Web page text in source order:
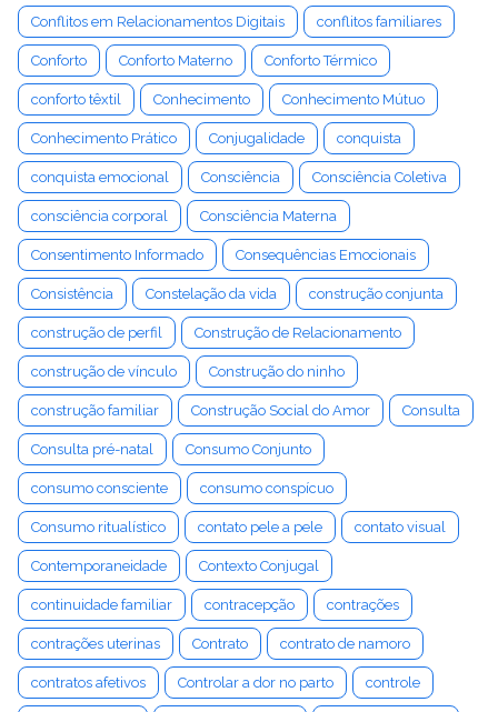
Conflitos em Relacionamentos Digitais conflitos familiares
Conforto Conforto Materno Conforto Térmico
conforto têxtil Conhecimento Conhecimento Mútuo
Conhecimento Prático Conjugalidade conquista
conquista emocional Consciência Consciência Coletiva
consciência corporal Consciência Materna
Consentimento Informado Consequências Emocionais
Consistência Constelação da vida construção conjunta
construção de perfil Construção de Relacionamento
construção de vínculo Construção do ninho
construção familiar Construção Social do Amor Consulta
Consulta pré-natal Consumo Conjunto
consumo consciente consumo conspícuo
Consumo ritualístico contato pele a pele contato visual
Contemporaneidade Contexto Conjugal
continuidade familiar contracepção contrações
contrações uterinas Contrato contrato de namoro
contratos afetivos Controlar a dor no parto controle